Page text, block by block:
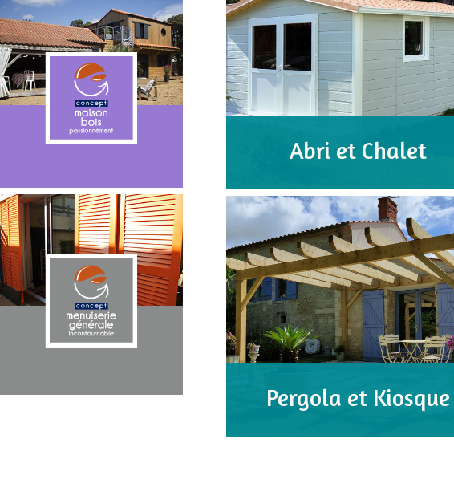
Abri et Chalet
Pergola et Kiosque